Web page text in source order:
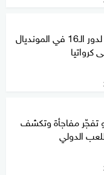
البرتغال تتأهل لدور الـ16 في المونديال
تفجّر مفاجأة وتكشف
الدولي